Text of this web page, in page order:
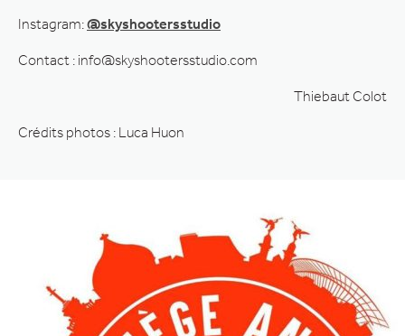
Instagram:@skyshootersstudio
Contact : info@skyshootersstudio.com
Thiebaut Colot
Crédits photos : Luca Huon